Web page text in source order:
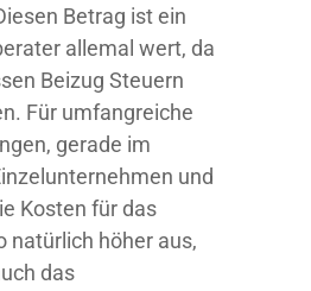
Betrag ist ein
allemal wert, da
Beizug Steuern
Für umfangreiche
gerade im
und
Kosten für das
natürlich höher aus,
das